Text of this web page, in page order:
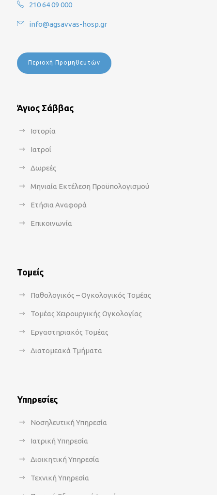
210 64 09 000
info@agsavvas-hosp.gr
Περιοχή Προμηθευτών
Άγιος Σάββας
Ιστορία
Ιατροί
Δωρεές
Μηνιαία Εκτέλεση Προϋπολογισμού
Ετήσια Αναφορά
Επικοινωνία
Τομείς
Παθολογικός – Ογκολογικός Τομέας
Τομέας Χειρουργικής Ογκολογίας
Εργαστηριακός Τομέας
Διατομεακά Τμήματα
Υπηρεσίες
Νοσηλευτική Υπηρεσία
Ιατρική Υπηρεσία
Διοικητική Υπηρεσία
Τεχνική Υπηρεσία